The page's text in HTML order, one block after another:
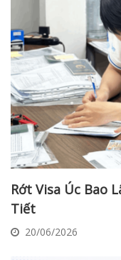
Rớt Visa Úc Bao
Tiết
20/06/2026